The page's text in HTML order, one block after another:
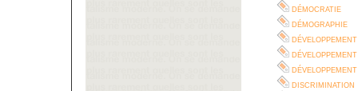
démocratie
démographie
développement
discrimination